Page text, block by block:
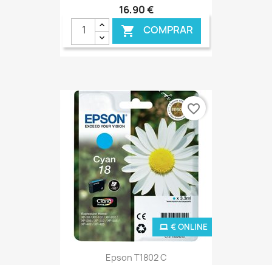
16,90 €
 COMPRAR
Epson T1802 C
€ ONLINE
favorite_border